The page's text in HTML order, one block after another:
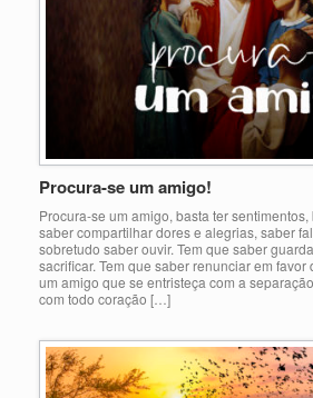
Procura-se um amigo!
Procura-se um amigo, basta ter
saber compartilhar dores e alegrias, saber
sobretudo saber ouvir. Tem que saber
sacrificar. Tem que saber renunciar em favor
um amigo que se entristeça com a
com todo coração […]